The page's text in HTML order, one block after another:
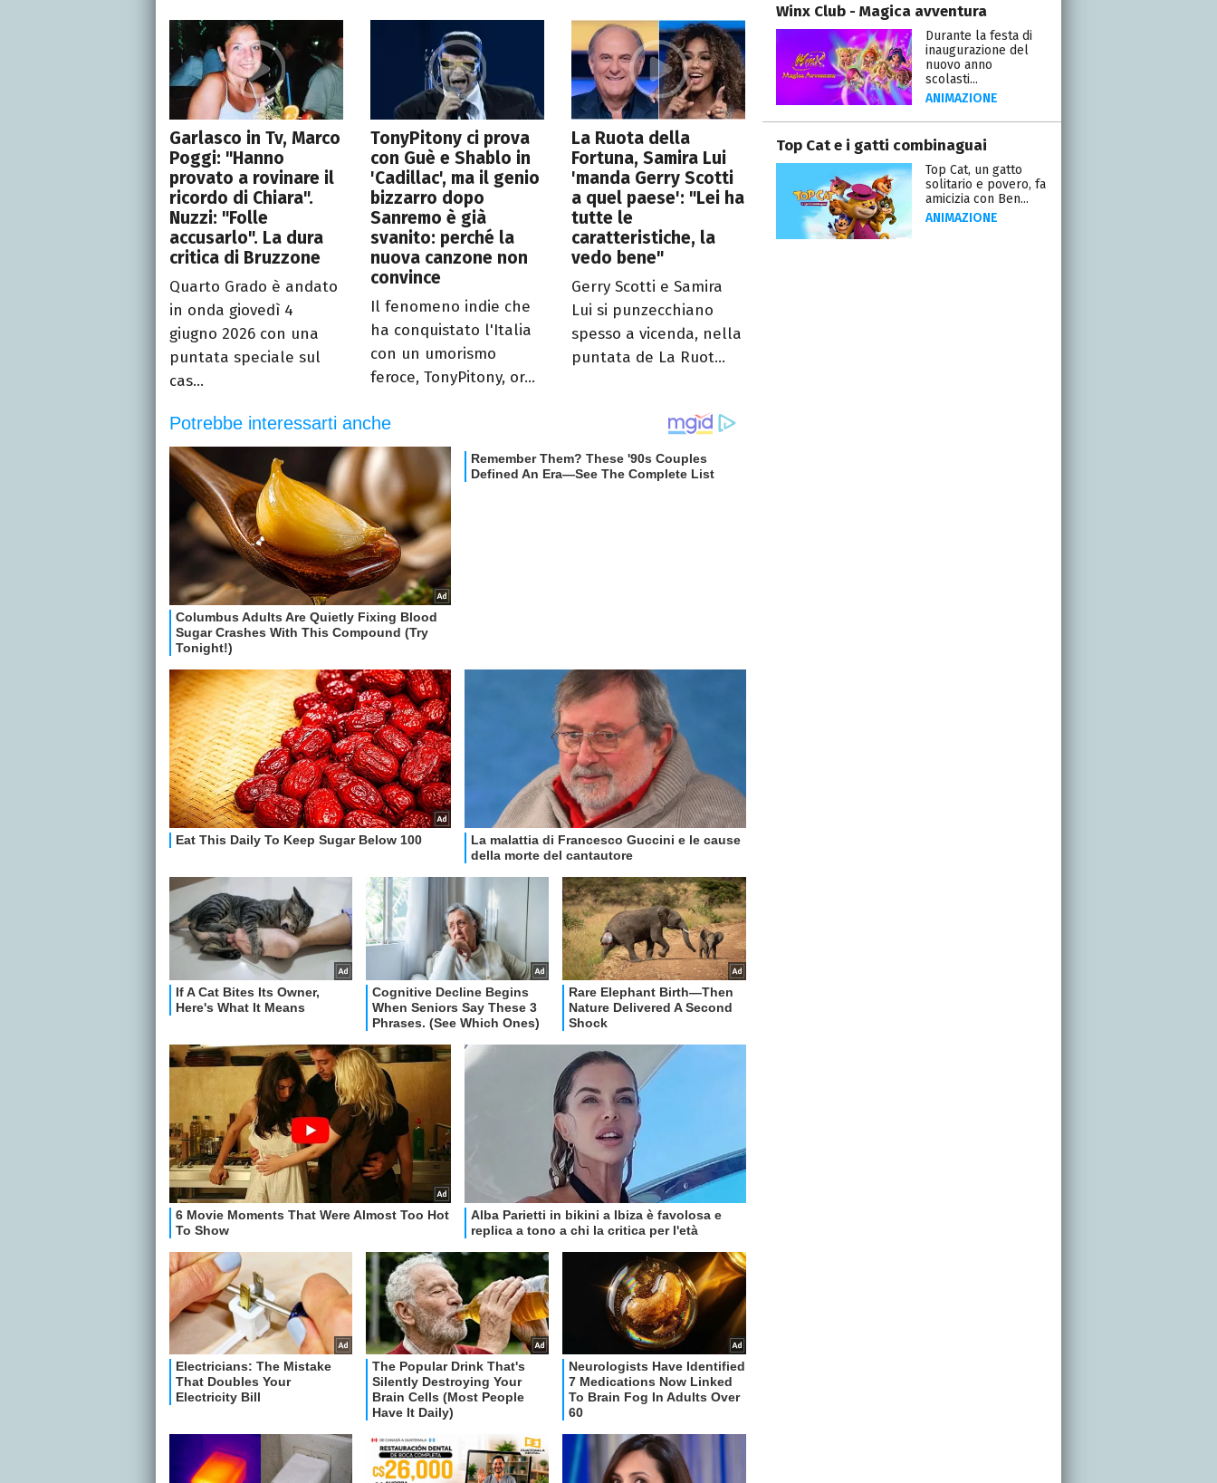
Garlasco in Tv, Marco
Poggi: "Hanno
provato a rovinare il
ricordo di Chiara".
Nuzzi: "Folle
accusarlo". La dura
critica di Bruzzone
Quarto Grado è andato
in onda giovedì 4
giugno 2026 con una
puntata speciale sul
cas...
TonyPitony ci prova
con Guè e Shablo in
'Cadillac', ma il genio
bizzarro dopo
Sanremo è già
svanito: perché la
nuova canzone non
convince
Il fenomeno indie che
ha conquistato l'Italia
con un umorismo
feroce, TonyPitony, or...
La Ruota della
Fortuna, Samira Lui
'manda Gerry Scotti
a quel paese': "Lei ha
tutte le
caratteristiche, la
vedo bene"
Gerry Scotti e Samira
Lui si punzecchiano
spesso a vicenda, nella
puntata de La Ruot...
Winx Club - Magica avventura
Durante la festa di
inaugurazione del
nuovo anno
scolasti...
ANIMAZIONE
Top Cat e i gatti combinaguai
Top Cat, un gatto
solitario e povero, fa
amicizia con Ben...
ANIMAZIONE